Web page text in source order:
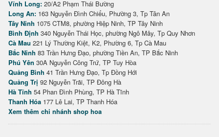
Vĩnh Long: 20/A2 Phạm Thái Bường
Long An: 163 Nguyễn Đình Chiểu, Phường 3, Tp Tân An
Tây Ninh 1075 CTM8, phường Hiệp Ninh, TP Tây Ninh
Bình Định 340 Nguyễn Thái Học, phường Ngô Mây, Tp Quy Nhơn
Cà Mau 221 Lý Thường Kiệt, K2, Phường 6, Tp Cà Mau
Bắc Ninh 83 Trần Hưng Đạo, phường Tiền An, TP Bắc Ninh
Phú Yên 30A Nguyễn Công Trứ, TP Tuy Hòa
Quảng Bình 41 Trần Hưng Đạo, Tp Đồng Hới
Quảng Trị 92 Nguyễn Trãi, TP Đông Hà
Hà Tĩnh 54 Phan Đình Phùng, TP Hà Tĩnh
Thanh Hóa 177 Lê Lai, TP Thanh Hóa
Xem thêm chi nhánh shop hoa